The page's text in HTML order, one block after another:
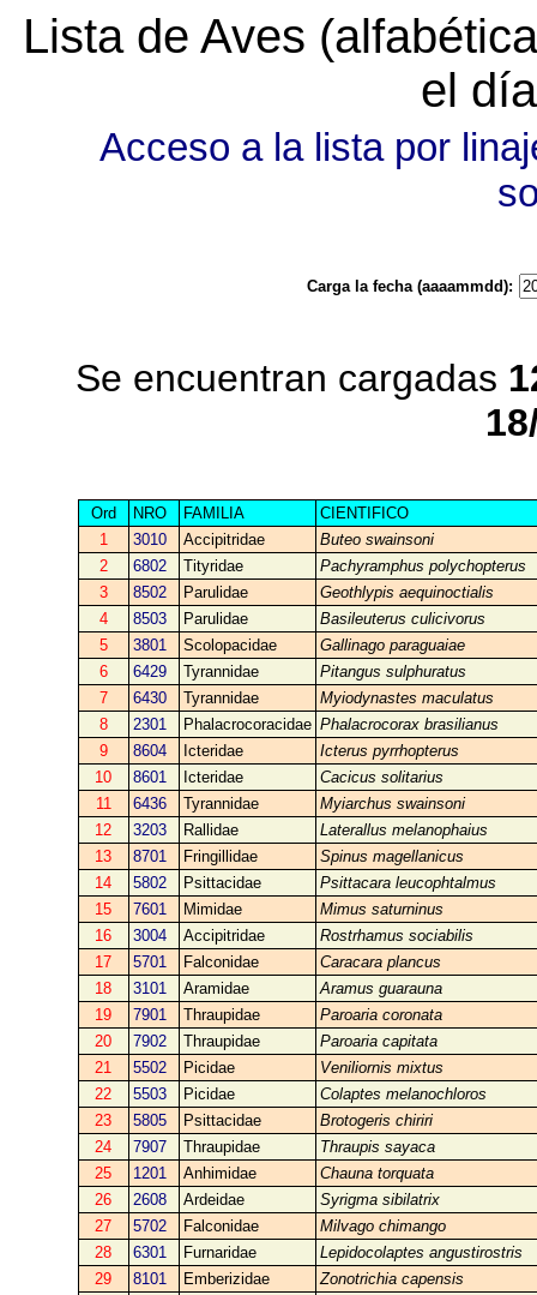
Lista de Aves
el
Acceso a la lista por
Carga la fecha (aaaammdd):
Se encuentran cargadas
Ord NRO FAMILIA
CIENTIFICO
1
3010 Accipitridae
Buteo swainsoni
2
6802 Tityridae
Pachyramphus polychopterus
3
8502 Parulidae
Geothlypis aequinoctialis
4
8503 Parulidae
Basileuterus culicivorus
5
3801 Scolopacidae
Gallinago paraguaiae
6
6429 Tyrannidae
Pitangus sulphuratus
7
6430 Tyrannidae
Myiodynastes maculatus
8
2301 Phalacrocoracidae Phalacrocorax brasilianus
9
8604 Icteridae
Icterus pyrrhopterus
10
8601 Icteridae
Cacicus solitarius
11
6436 Tyrannidae
Myiarchus swainsoni
12
3203 Rallidae
Laterallus melanophaius
13
8701 Fringillidae
Spinus magellanicus
14
5802 Psittacidae
Psittacara leucophtalmus
15
7601 Mimidae
Mimus saturninus
16
3004 Accipitridae
Rostrhamus sociabilis
17
5701 Falconidae
Caracara plancus
18
3101 Aramidae
Aramus guarauna
19
7901 Thraupidae
Paroaria coronata
20
7902 Thraupidae
Paroaria capitata
21
5502 Picidae
Veniliornis mixtus
22
5503 Picidae
Colaptes melanochloros
23
5805 Psittacidae
Brotogeris chiriri
24
7907 Thraupidae
Thraupis sayaca
25
1201 Anhimidae
Chauna torquata
26
2608 Ardeidae
Syrigma sibilatrix
27
5702 Falconidae
Milvago chimango
28
6301 Furnaridae
Lepidocolaptes angustirostris
29
8101 Emberizidae
Zonotrichia capensis